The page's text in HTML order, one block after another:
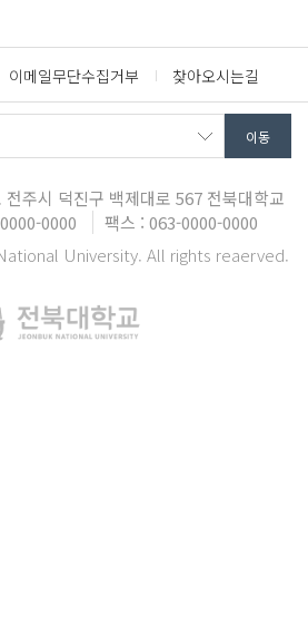
이메일무단수집거부 찾아오시는길
전주시 덕진구 백제대로 567 전북대학교
0000
팩스 : 063-0000-0000
University. All rights reaerved.